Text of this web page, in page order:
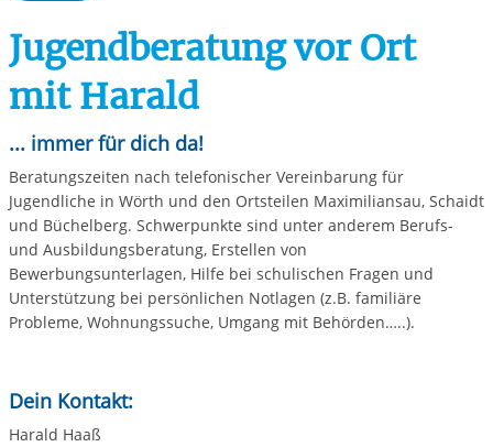
Jugendberatung vor Ort
mit Harald
... immer für dich da!
Beratungszeiten nach telefonischer Vereinbarung für
Jugendliche in Wörth und den Ortsteilen Maximiliansau, Schaidt
und Büchelberg. Schwerpunkte sind unter anderem Berufs-
und Ausbildungsberatung, Erstellen von
Bewerbungsunterlagen, Hilfe bei schulischen Fragen und
Unterstützung bei persönlichen Notlagen (z.B. familiäre
Probleme, Wohnungssuche, Umgang mit Behörden…..).
Dein Kontakt:
Harald Haaß